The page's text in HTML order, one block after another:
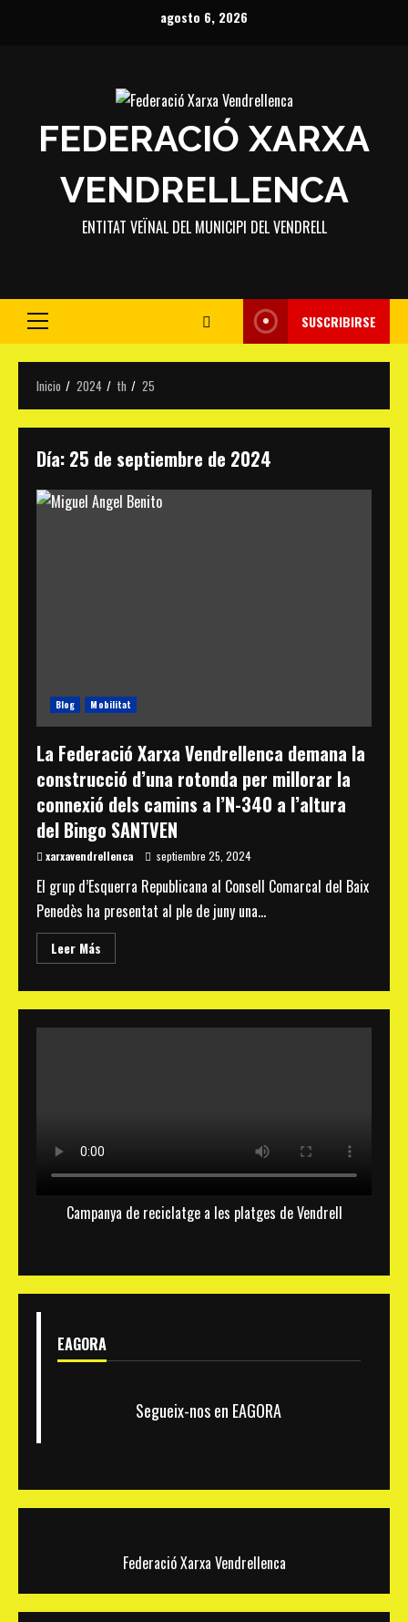
agosto 6, 2026
FEDERACIÓ XARXA
VENDRELLENCA
ENTITAT VEÏNAL DEL MUNICIPI DEL VENDRELL
Menú
SUSCRIBIRSE
Inicio 2024 th 25
Día: 25 de septiembre de 2024
Blog Mobilitat
La Federació Xarxa Vendrellenca demana la
construcció d’una rotonda per millorar la
connexió dels camins a l’N-340 a l’altura
del Bingo SANTVEN
xarxavendrellenca septiembre 25, 2024
El grup d’Esquerra Republicana al Consell Comarcal del Baix
Penedès ha presentat al ple de juny una...
Leer Más
more
Xarxa
Vendrellenca
dels
a
a
l’altura
Campanya de reciclatge a les platges de Vendrell
EAGORA
Segueix-nos en EAGORA
Federació Xarxa Vendrellenca